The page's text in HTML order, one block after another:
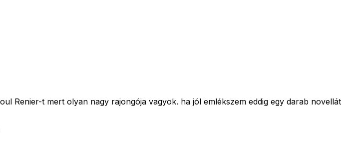
Renier-t mert olyan nagy rajongója vagyok. ha jól emlékszem eddig egy darab novellát